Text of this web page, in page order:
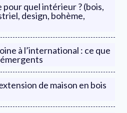
quel intérieur ? (bois,
design, bohème,
à l’international : ce que
de maison en bois